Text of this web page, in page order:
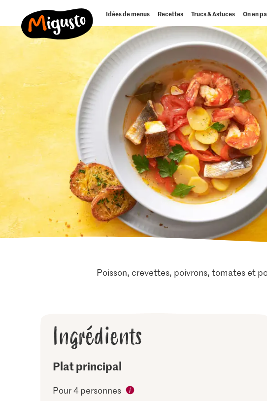
Idées de menus Recettes Trucs & Astuces On en
Poisson, crevettes, poivrons, tomates et
Ingrédients
Plat principal
Pour 4 personnes